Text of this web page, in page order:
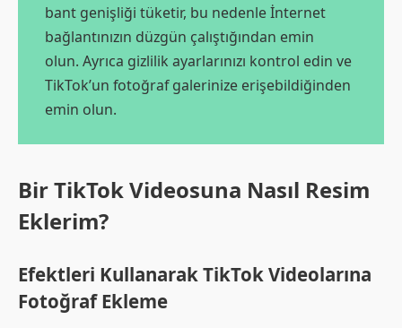
bant genişliği tüketir, bu nedenle İnternet
bağlantınızın düzgün çalıştığından emin
olun. Ayrıca gizlilik ayarlarınızı kontrol edin ve
TikTok’un fotoğraf galerinize erişebildiğinden
emin olun.
Bir TikTok Videosuna Nasıl Resim
Eklerim?
Efektleri Kullanarak TikTok Videolarına
Fotoğraf Ekleme